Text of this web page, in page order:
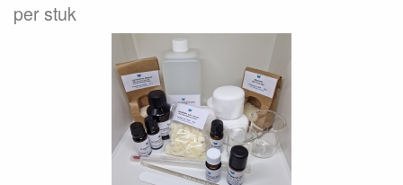
per stuk